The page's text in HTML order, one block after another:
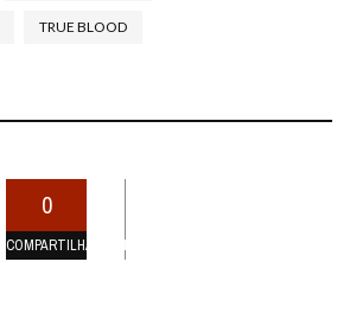
TRUE BLOOD
0
COMPARTILHAMENTOS